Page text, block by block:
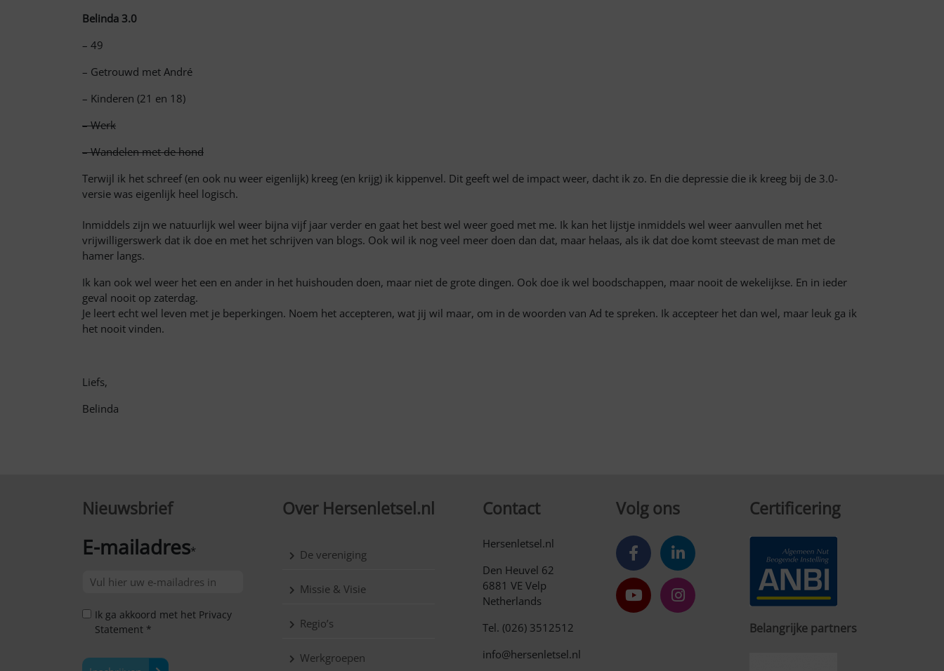
Belinda 3.0
– 49
– Getrouwd met André
– Kinderen (21 en 18)
– Werk
– Wandelen met de hond
Terwijl ik het schreef (en ook nu weer eigenlijk) kreeg (en krijg) ik kippenvel. Dit geeft wel de impact weer, dacht ik zo. En die depressie die ik kreeg bij de 3.0-
versie was eigenlijk heel logisch.
Inmiddels zijn we natuurlijk wel weer bijna vijf jaar verder en gaat het best wel weer goed met me. Ik kan het lijstje inmiddels wel weer aanvullen met het
vrijwilligerswerk dat ik doe en met het schrijven van blogs. Ook wil ik nog veel meer doen dan dat, maar helaas, als ik dat doe komt steevast de man met de
hamer langs.
Ik kan ook wel weer het een en ander in het huishouden doen, maar niet de grote dingen. Ook doe ik wel boodschappen, maar nooit de wekelijkse. En in ieder
geval nooit op zaterdag.
Je leert echt wel leven met je beperkingen. Noem het accepteren, wat jij wil maar, om in de woorden van Ad te spreken. Ik accepteer het dan wel, maar leuk ga ik
het nooit vinden.
Liefs,
Belinda
Nieuwsbrief
E-mailadres*
Ik ga akkoord met het Privacy
Statement *
Over Hersenletsel.nl
De vereniging
Missie & Visie
Regio’s
Werkgroepen
Contact
Hersenletsel.nl
Den Heuvel 62
6881 VE Velp
Netherlands
Tel. (026) 3512512
info@hersenletsel.nl
Volg ons Certificering
Belangrijke partners